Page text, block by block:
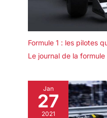
Formule 1 : les pilotes
Le journal de la formule
Jan
27
2021